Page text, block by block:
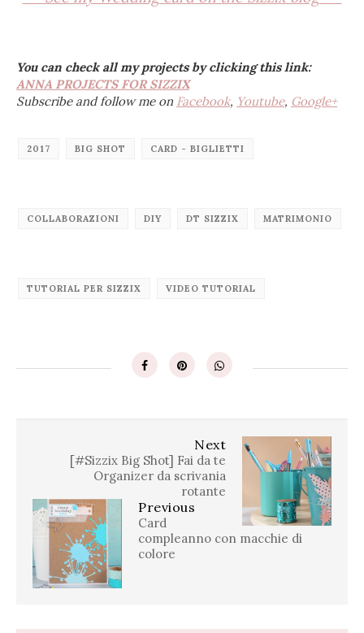
You can check all my projects by clicking this link:
ANNA PROJECTS FOR SIZZIX
Subscribe and follow me on Facebook, Youtube, Google+
2017 BIG SHOT CARD - BIGLIETTI
COLLABORAZIONI DIY DT SIZZIX MATRIMONIO
TUTORIAL PER SIZZIX VIDEO TUTORIAL
Next
[#Sizzix Big Shot] Fai da te
Organizer da scrivania
rotante
Previous
Card
compleanno con macchie di
colore